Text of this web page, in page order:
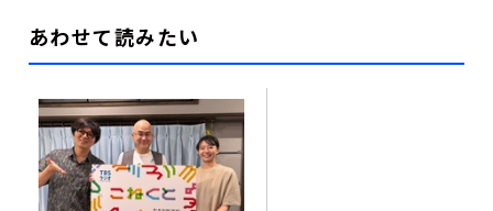
あわせて読みたい